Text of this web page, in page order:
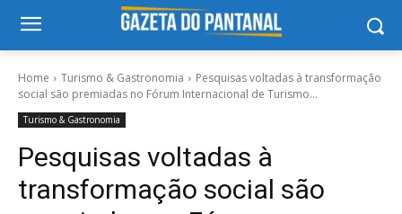
Home Turismo & Gastronomia
Pesquisas voltadas à transformação
social são premiadas no Fórum Internacional de Turismo...
Turismo & Gastronomia
Pesquisas voltadas à
transformação social são